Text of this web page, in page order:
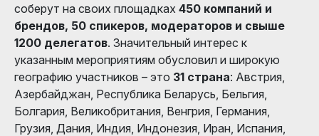
соберут на своих площадках 450 компаний и
брендов, 50 спикеров, модераторов и свыше
1200 делегатов. Значительный интерес к
указанным мероприятиям обусловил и широкую
географию участников – это 31 страна: Австрия,
Азербайджан, Республика Беларусь, Бельгия,
Болгария, Великобритания, Венгрия, Германия,
Грузия, Дания, Индия, Индонезия, Иран, Испания,